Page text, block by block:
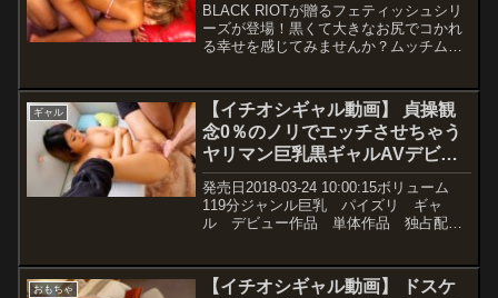
BLACK RIOTが贈るフェティッシュシリ
ーズが登場！黒くて大きなお尻でコかれ
る幸せを感じてみませんか？ムッチムチ
付けて楽しんじゃいます♪『コイて良い
よ…』チ●ポ大好きスケベギャルが、尻
肉で挟み、スケベ汁で濡らし、がに股で
跨り、敏感な場所を擦り付ける…。彼女
達の真っ黒お尻にブッかけろ！【※画
像・音声に多少の乱れがあります】
ギャル
【イチオシギャル動画】 貞操観
念0％のノリでエッチさせちゃう
ヤリマン巨乳黒ギャルAVデビュ
ー！！ 華咲じゅら
発売日2018-03-24 10:00:15ボリューム
119分ジャンル巨乳 パイズリ ギャ
ル デビュー作品 単体作品 独占配
pppd00648価格￥300~動画観...
おもちゃ
【イチオシギャル動画】 ドスケ